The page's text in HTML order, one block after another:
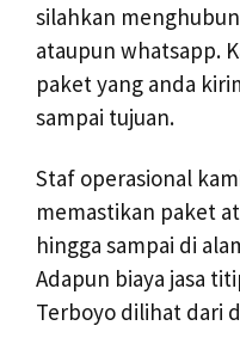
silahkan
ataupun whatsapp.
paket yang anda
sampai tujuan.
Staf operasional
memastikan paket
hingga sampai di
Adapun biaya jasa
Terboyo dilihat dari